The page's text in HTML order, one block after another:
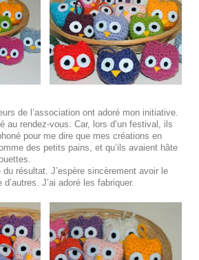
de l’association ont adoré mon initiative.
au rendez-vous. Car, lors d’un festival, ils
pour me dire que mes créations en
des petits pains, et qu’ils avaient hâte
résultat. J’espère sincèrement avoir le
J’ai adoré les fabriquer.